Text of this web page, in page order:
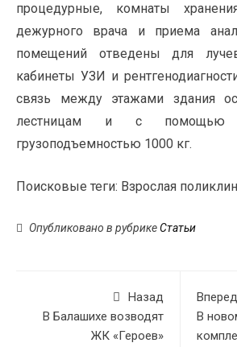
процедурные, комнаты
дежурного врача и приема
помещений отведены для
кабинеты УЗИ и
связь между этажами здания
лестницам и с помощью
грузоподъемностью 1000 кг.
Поисковые теги: Взрослая
Опубликовано в рубрикеСтатьи
Назад
В Балашихе возводят
ЖК «Героев»
Вперед
В